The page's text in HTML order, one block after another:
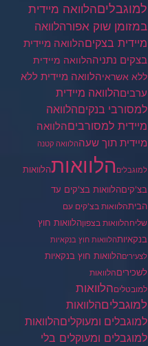
למוגבליםהלוואה מיידית
במזומן שוק אפורהלוואה
מיידית בצקיםהלוואה מיידית
בצקים נתניההלוואה מיידית
ללא אשראיהלוואה מיידית ללא
ערביםהלוואה מיידית
למסורבי בנקיםהלוואה
מיידית למסורביםהלוואה
מיידית תוך שעההלוואה קטנה
למוגבלים הלוואותהלוואות
בצ'קיםהלוואות בצ'קים עד
הביתהלוואות בצ'קים עם
שליחהלוואות בצפוןהלוואות חוץ
בנקאיותהלוואות חוץ בנקאיות
לצעיריםהלוואות חוץ בנקאיות
לשכיריםהלוואות
למובטליםהלוואות
למוגבליםהלוואות
למוגבלים ומעוקליםהלוואות
למוגבלים ומעוקלים בלי